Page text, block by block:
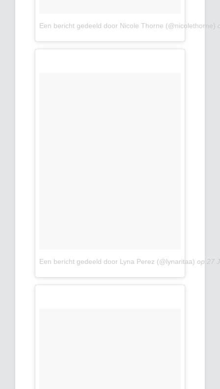
Een bericht gedeeld door Nicole Thorne (@nicolethorne)
Een bericht gedeeld door Lyna Perez (@lynaritaa) op 27